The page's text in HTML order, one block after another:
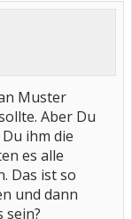
Muster
Aber Du
ihm die
es alle
Das ist so
und dann
sein?